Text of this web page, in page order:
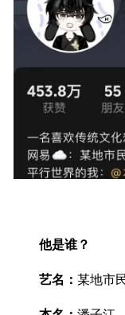
他是谁？
艺名： 某地市